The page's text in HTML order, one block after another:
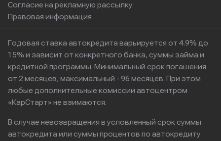
Согласие на рекламную рассылку
Правовая информация
Годовая ставка автокредита варьируется от 4.9% до
15% и зависит от конкретного банка, суммы займа и
кредитной программы. Минимальный срок погашения
от 2 месяцев, максимальный - 96 месяцев. При этом
любые дополнительные комиссии автоцентром
«КарСтарт» не взимаются.
В случае невозвращения в условленный срок суммы
автокредита или суммы процентов по автокредиту